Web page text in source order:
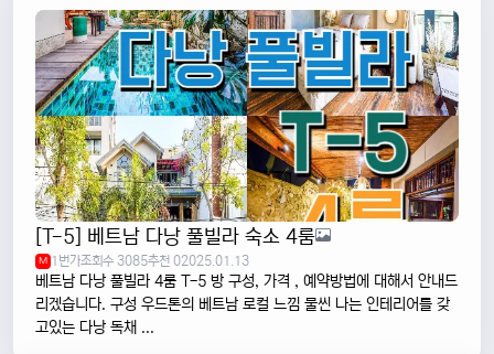
[T-5] 베트남 다낭 풀빌라 숙소 4룸
M 1번가조회수 3085추천 02025.01.13
베트남 다낭 풀빌라 4룸 T-5 방 구성, 가격 , 예약방법에 대해서 안내드
리겠습니다. 구성 우드톤의 베트남 로컬 느낌 물씬 나는 인테리어를 갖
고있는 다낭 독채 ...